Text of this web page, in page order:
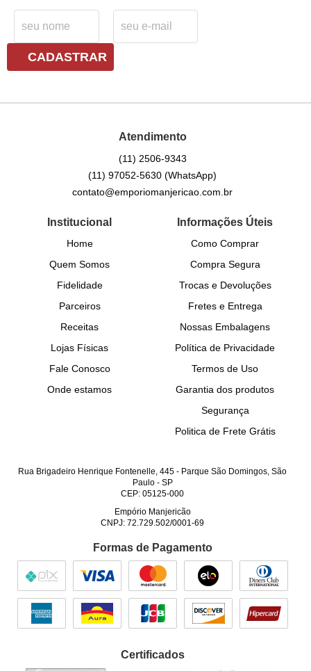
CADASTRAR
Atendimento
(11) 2506-9343
(11) 97052-5630(WhatsApp)
contato@emporiomanjericao.com.br
Institucional
Home
Quem Somos
Fidelidade
Parceiros
Receitas
Lojas Físicas
Fale Conosco
Onde estamos
Informações Úteis
Como Comprar
Compra Segura
Trocas e Devoluções
Fretes e Entrega
Nossas Embalagens
Política de Privacidade
Termos de Uso
Garantia dos produtos
Segurança
Politica de Frete Grátis
Rua Brigadeiro Henrique Fontenelle, 445 - Parque São Domingos, São
Paulo- SP
CEP: 05125-000
Empório Manjericão
CNPJ: 72.729.502/0001-69
Formas de Pagamento
Certificados